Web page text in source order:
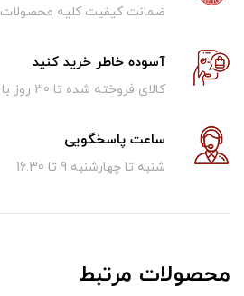
ضمانت کیفیت کلیه محصولات
آسوده خاطر خرید کنید
کالای فروخته شده تا 30 روز با احترام پس گرفته می شود.
ساعت پاسخگویی
شنبه تا چهارشنبه 9 تا 16.30
محصولات مرتبط